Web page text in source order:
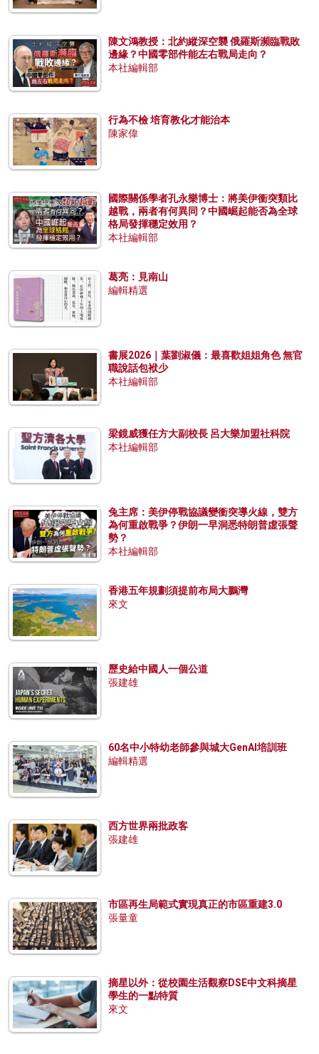
陳文鴻教授：北約縱深空襲 俄羅斯瀕臨戰敗
邊緣？中國零部件能左右戰局走向？
本社編輯部
行為不檢 培育教化才能治本
陳家偉
國際關係學者孔永樂博士：將美伊衝突類比
越戰，兩者有何異同？中國崛起能否為全球
格局發揮穩定效用？
本社編輯部
葛亮：見南山
編輯精選
書展2026｜葉劉淑儀：最喜歡姐姐角色 無官
職說話包袱少
本社編輯部
梁鏡威獲任方大副校長 呂大樂加盟社科院
本社編輯部
兔主席：美伊停戰協議變衝突導火線，雙方
為何重啟戰爭？伊朗一早洞悉特朗普虛張聲
勢？
本社編輯部
香港五年規劃須提前布局大鵬灣
來文
歷史給中國人一個公道
張建雄
60名中小特幼老師參與城大GenAI培訓班
編輯精選
西方世界兩批政客
張建雄
市區再生局範式實現真正的市區重建3.0
張量童
摘星以外：從校園生活觀察DSE中文科摘星
學生的一點特質
來文